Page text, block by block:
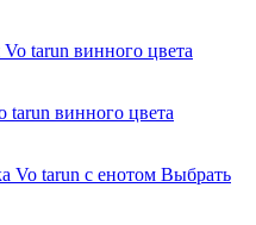
tarun винного цвета
Выбрать